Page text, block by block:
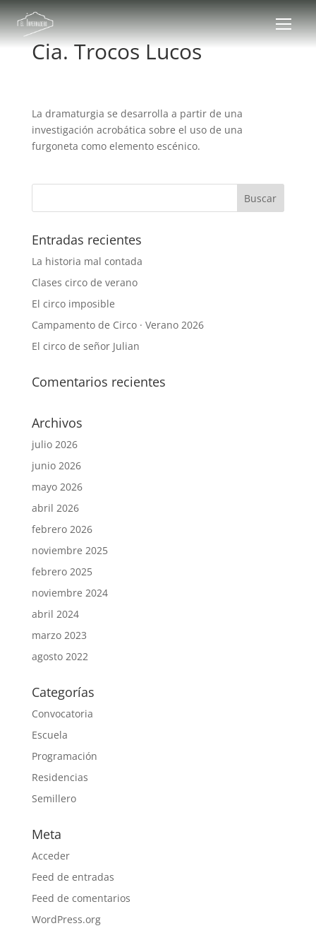
Cia. Trocos Lucos
La dramaturgia se desarrolla a partir de una
investigación acrobática sobre el uso de una
furgoneta como elemento escénico.
Entradas recientes
La historia mal contada
Clases circo de verano
El circo imposible
Campamento de Circo · Verano 2026
El circo de señor Julian
Comentarios recientes
Archivos
julio 2026
junio 2026
mayo 2026
abril 2026
febrero 2026
noviembre 2025
febrero 2025
noviembre 2024
abril 2024
marzo 2023
agosto 2022
Categorías
Convocatoria
Escuela
Programación
Residencias
Semillero
Meta
Acceder
Feed de entradas
Feed de comentarios
WordPress.org